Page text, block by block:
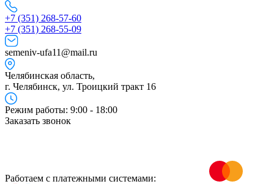
+7 (351) 268-57-60
+7 (351) 268-55-09
semeniv-ufa11@mail.ru
Челябинская область,
г. Челябинск, ул. Троицкий тракт 16
Режим работы: 9:00 - 18:00
Заказать звонок
Работаем с платежными системами: